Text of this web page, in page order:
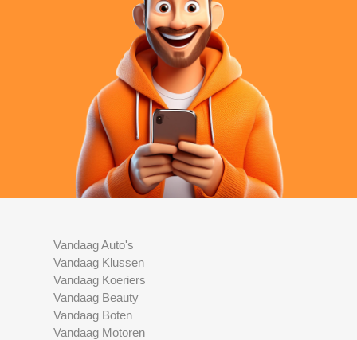
Vandaag Auto's
Vandaag Klussen
Vandaag Koeriers
Vandaag Beauty
Vandaag Boten
Vandaag Motoren